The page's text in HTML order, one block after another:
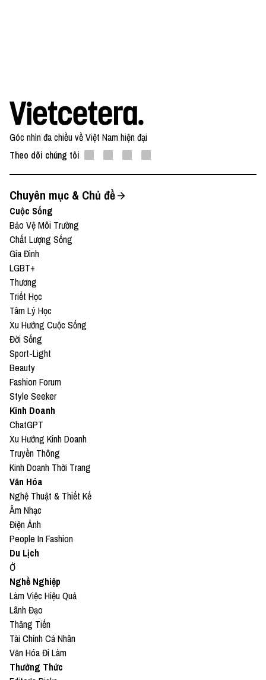
Góc nhìn đa chiều về Việt Nam hiện đại
Theo dõi chúng tôi
Chuyên mục & Chủ đề
Cuộc Sống
Bảo Vệ Môi Trường
Chất Lượng Sống
Gia Đình
LGBT+
Thương
Triết Học
Tâm Lý Học
Xu Hướng Cuộc Sống
Đời Sống
Sport-Light
Beauty
Fashion Forum
Style Seeker
Kinh Doanh
ChatGPT
Xu Hướng Kinh Doanh
Truyền Thông
Kinh Doanh Thời Trang
Văn Hóa
Nghệ Thuật & Thiết Kế
Âm Nhạc
Điện Ảnh
People In Fashion
Du Lịch
Ở
Nghề Nghiệp
Làm Việc Hiệu Quả
Lãnh Đạo
Thăng Tiến
Tài Chính Cá Nhân
Văn Hóa Đi Làm
Thưởng Thức